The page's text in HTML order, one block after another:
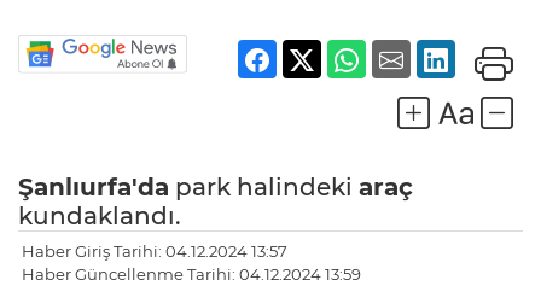
Şanlıurfa'da park halindeki araç
kundaklandı.
Haber Giriş Tarihi: 04.12.2024 13:57
Haber Güncellenme Tarihi: 04.12.2024 13:59